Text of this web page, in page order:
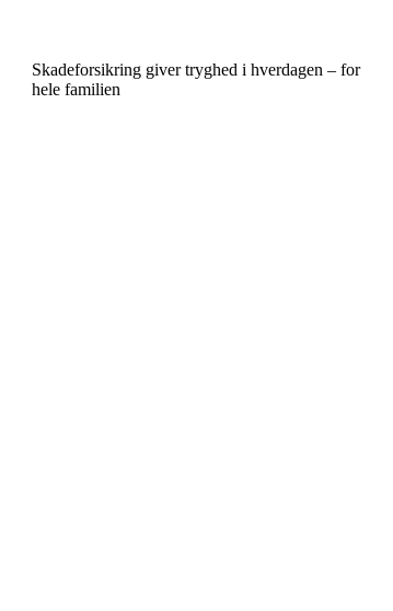
Skadeforsikring giver tryghed i hverdagen – for
hele familien